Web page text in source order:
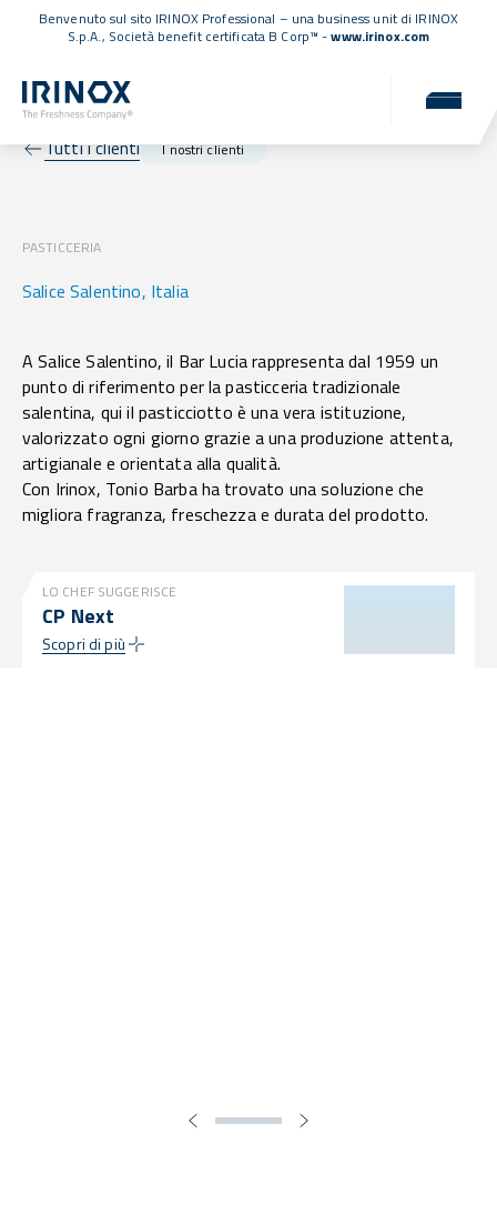
Benvenuto sul sito IRINOX Professional – una business unit di IRINOX
S.p.A., Società benefit certificata B Corp™ -www.irinox.com
Tutti i clienti I nostri clienti
PASTICCERIA
Salice Salentino, Italia
A Salice Salentino, il Bar Lucia rappresenta dal 1959 un
punto di riferimento per la pasticceria tradizionale
salentina, qui il pasticciotto è una vera istituzione,
valorizzato ogni giorno grazie a una produzione attenta,
artigianale e orientata alla qualità.
Con Irinox, Tonio Barba ha trovato una soluzione che
migliora fragranza, freschezza e durata del prodotto.
LO CHEF SUGGERISCE
CP Next
Scopri di più